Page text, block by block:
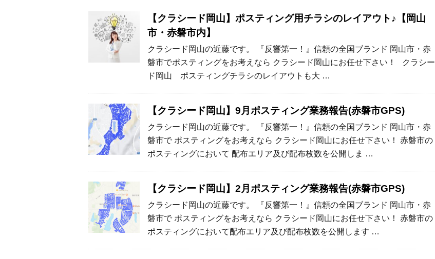
【クラシード岡山】ポスティング用チラシのレイアウト♪【岡山
市・赤磐市内】
クラシード岡山の近藤です。 『反響第一！』信頼の全国ブランド 岡山市・赤
磐市でポスティングをお考えなら クラシード岡山にお任せ下さい！ クラシー
ド岡山 ポスティングチラシのレイアウトも大 …
【クラシード岡山】9月ポスティング業務報告(赤磐市GPS)
クラシード岡山の近藤です。 『反響第一！』信頼の全国ブランド 岡山市・赤
磐市で ポスティングをお考えなら クラシード岡山にお任せ下さい！ 赤磐市の
ポスティングにおいて 配布エリア及び配布枚数を公開しま …
【クラシード岡山】2月ポスティング業務報告(赤磐市GPS)
クラシード岡山の近藤です。 『反響第一！』信頼の全国ブランド 岡山市・赤
磐市で ポスティングをお考えなら クラシード岡山にお任せ下さい！ 赤磐市の
ポスティングにおいて配布エリア及び配布枚数を公開します …